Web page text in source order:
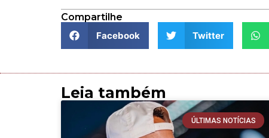
Compartilhe
Facebook
Twitter
Leia também
ÚLTIMAS NOTÍCIAS